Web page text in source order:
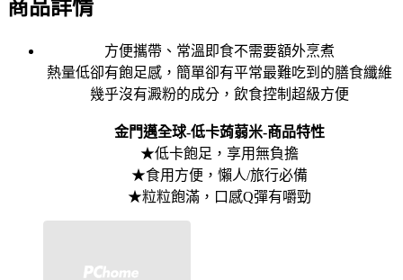
商品詳情
方便攜帶、常溫即食不需要額外烹煮
熱量低卻有飽足感，簡單卻有平常最難吃到的膳食纖維
幾乎沒有澱粉的成分，飲食控制超級方便
金門邁全球-低卡蒟蒻米-商品特性
★低卡飽足，享用無負擔
★食用方便，懶人/旅行必備
★粒粒飽滿，口感Q彈有嚼勁